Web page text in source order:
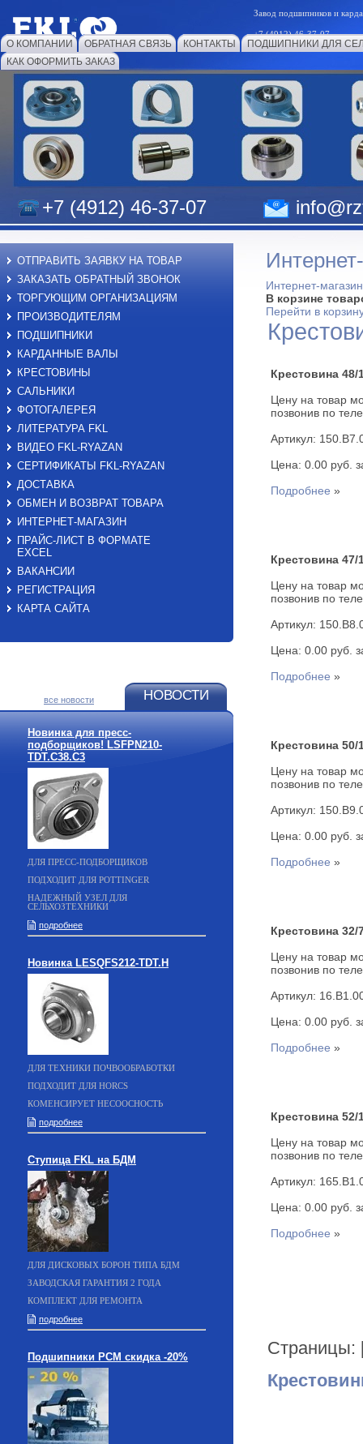
Завод подшипников и
+7 (4912) 46-37-07
О КОМПАНИИ ОБРАТНАЯ СВЯЗЬ КОНТАКТЫ
ПОДШИПНИКИ ДЛЯ
КАК ОФОРМИТЬ ЗАКАЗ
+7 (4912) 46-37-07
Интернет-магазин
В корзине
Перейти в
Крестовина 48/
Цену на товар
позвонив по
Артикул:
Цена: 0.00 руб.
Подробнее »
Крестовина 47/
Цену на товар
позвонив по
Артикул:
Цена: 0.00 руб.
Подробнее »
Крестовина 50/
Цену на товар
позвонив по
Артикул:
Цена: 0.00 руб.
Подробнее »
Крестовина 32/
Цену на товар
позвонив по
Артикул:
Цена: 0.00 руб.
Подробнее »
Крестовина 52/
Цену на товар
позвонив по
Артикул:
Цена: 0.00 руб.
Подробнее »
ОТПРАВИТЬ ЗАЯВКУ НА ТОВАР
ЗАКАЗАТЬ ОБРАТНЫЙ ЗВОНОК
ТОРГУЮЩИМ ОРГАНИЗАЦИЯМ
ПРОИЗВОДИТЕЛЯМ
ПОДШИПНИКИ
КАРДАННЫЕ ВАЛЫ
КРЕСТОВИНЫ
САЛЬНИКИ
ФОТОГАЛЕРЕЯ
ЛИТЕРАТУРА FKL
ВИДЕО FKL-RYAZAN
СЕРТИФИКАТЫ FKL-RYAZAN
ДОСТАВКА
ОБМЕН И ВОЗВРАТ ТОВАРА
ИНТЕРНЕТ-МАГАЗИН
ПРАЙС-ЛИСТ В ФОРМАТЕ
EXСEL
ВАКАНСИИ
РЕГИСТРАЦИЯ
КАРТА САЙТА
НОВОСТИ
все новости
Новинка для пресс-
подборщиков! LSFPN210-
TDT.C38.C3
ДЛЯ ПРЕСС-ПОДБОРЩИКОВ
ПОДХОДИТ ДЛЯ POTTINGER
НАДЕЖНЫЙ УЗЕЛ ДЛЯ
СЕЛЬХОЗТЕХНИКИ
подробнее
Новинка LESQFS212-TDT.H
ДЛЯ ТЕХНИКИ ПОЧВООБРАБОТКИ
ПОДХОДИТ ДЛЯ HORCS
КОМЕНСИРУЕТ НЕСООСНОСТЬ
подробнее
Ступица FKL на БДМ
ДЛЯ ДИСКОВЫХ БОРОН ТИПА БДМ
ЗАВОДСКАЯ ГАРАНТИЯ 2 ГОДА
КОМПЛЕКТ ДЛЯ РЕМОНТА
подробнее
Подшипники РСМ скидка -20%